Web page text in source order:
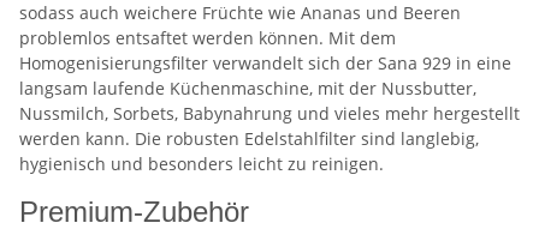
sodass auch weichere Früchte wie Ananas und Beeren
problemlos entsaftet werden können. Mit dem
Homogenisierungsfilter verwandelt sich der Sana 929 in eine
langsam laufende Küchenmaschine, mit der Nussbutter,
Nussmilch, Sorbets, Babynahrung und vieles mehr hergestellt
werden kann. Die robusten Edelstahlfilter sind langlebig,
hygienisch und besonders leicht zu reinigen.
Premium-Zubehör